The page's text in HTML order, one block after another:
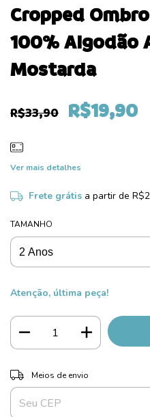
Cropped
100% Algodão
Mostarda
R$33,90 R$19,90
Ver mais detalhes
Frete grátis a partir de
TAMANHO
Atenção, última peça!
Entregas para o CEP:
Meios de envio